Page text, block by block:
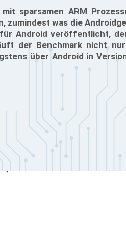
sparsamen ARM
zumindest was die
Android veröffentlicht,
der Benchmark nicht
über Android in